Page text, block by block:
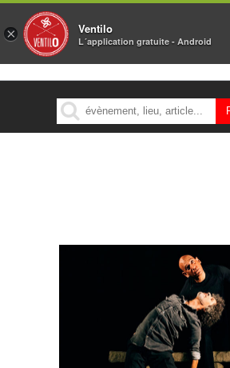
MENU
× Ventilo
L´application gratuite - Android